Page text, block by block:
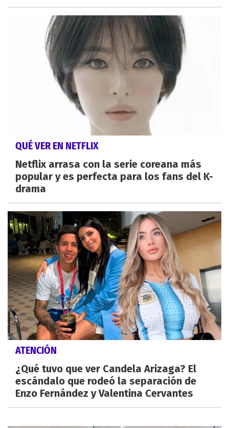
QUÉ VER EN NETFLIX
Netflix arrasa con la serie coreana más
popular y es perfecta para los fans del K-
drama
ATENCIÓN
¿Qué tuvo que ver Candela Arizaga? El
escándalo que rodeó la separación de
Enzo Fernández y Valentina Cervantes